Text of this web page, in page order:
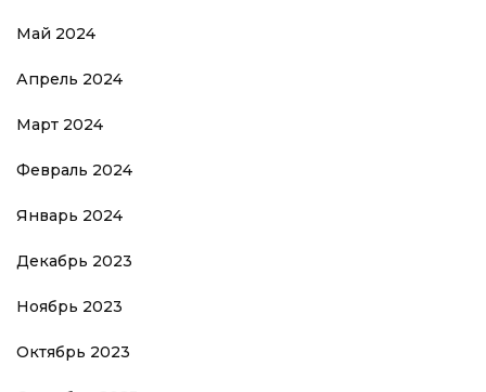
Май 2024
Апрель 2024
Март 2024
Февраль 2024
Январь 2024
Декабрь 2023
Ноябрь 2023
Октябрь 2023